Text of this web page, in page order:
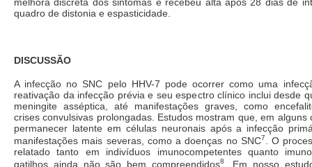
quadro de distonia e espasticidade.
DISCUSSÃO
A infecção no SNC pelo HHV-7 pode ocorrer como uma
reativação da infecção prévia e seu espectro clínico inclui desde
meningite asséptica, até manifestações graves, como
crises convulsivas prolongadas. Estudos mostram que, em alguns
permanecer latente em células neuronais após a infecção
manifestações mais severas, como a doenças no SNC7
. O
relatado tanto em indivíduos imunocompetentes quanto
gatilhos ainda não são bem compreendidos8 . Em nosso